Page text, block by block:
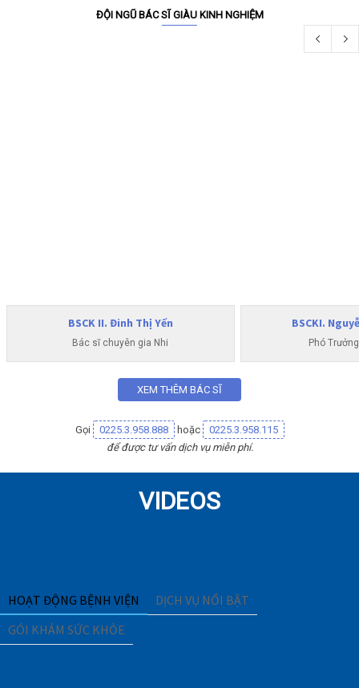
ĐỘI NGŨ BÁC SĨ GIÀU KINH NGHIỆM
BSCK II. Đinh Thị Yến
Bác sĩ chuyên gia Nhi
BSCKI.
Phó
XEM THÊM BÁC SĨ
Gọi 0225.3.958.888 hoặc
0225.3.958.115
để được tư vấn dịch vụ miễn phí.
VIDEOS
HOẠT ĐỘNG BỆNH VIỆN
DỊCH VỤ NỔI BẬT
GÓI KHÁM SỨC KHỎE